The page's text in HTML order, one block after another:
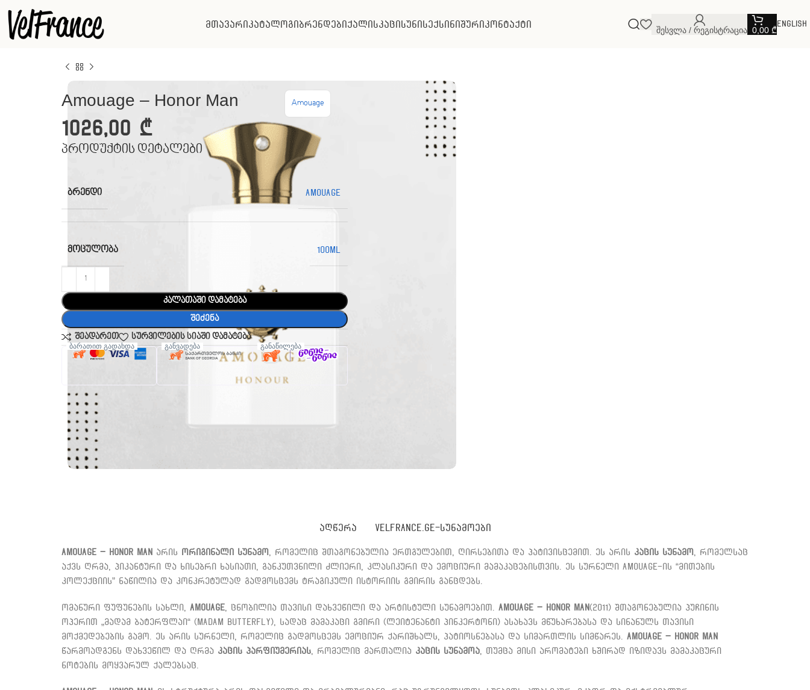
მთავარიკატალოგიბრენდებიქალისკაცისუნისექსინიშურიკონტაქტი
Შესვლა / Რეგისტრაცია 0,00 ₾
English
Amouage – Honor Man Amouage
1026,00 ₾
პროდუქტის დეტალები
ᲑᲠᲔᲜᲓᲘ Amouage
ᲛᲝᲪᲣᲚᲝᲑᲐ 100ML
კალათაში დამატება
შეძენა
შეადარეთ სურვილების სიაში დამატება
ბარათით გადახდა განვადება განაწილება
ᲐᲦᲬᲔᲠᲐ VELFRANCE.GE-ᲡᲣᲜᲐᲛᲝᲔᲑᲘ
Amouage – Honor Man არის ორიგინალი სუნამო , რომელიც შთაგონებულია ერთგულებით, ღირსებითა და პატივისცემით. ეს არის კაცის სუნამო , რომელსაც
აქვს ღრმა, პიკანტური და ხისებრი ხასიათი, განკუთვნილი ძლიერი, კლასიკური და ემოციური მამაკაცებისთვის. ეს სურნელი Amouage-ის “მითების
კოლექციის” ნაწილია და კონკრეტულად გადმოსცემს ტრაგიკული ისტორიის გმირის განცდებს.
ომანური ფუფუნების სახლი, Amouage , ცნობილია თავისი დახვეწილი და არტისტული სუნამოებით. Amouage – Honor Man (2011) შთაგონებულია პუჩინის
ოპერით „მადამ ბატერფლაი“ (Madam Butterfly), სადაც მამაკაცი გმირი (ლეიტენანტი პინკერტონი) ასახავს მწუხარებასა და სინანულს თავისი
მოქმედებების გამო. ეს არის სურნელი, რომელიც გადმოსცემს ემოციურ ქარიშხალს, პატიოსნებასა და სიმართლის სიმწარეს. Amouage – Honor Man
წარმოადგენს დახვეწილ და ღრმა კაცის პარფიუმერიას , რომელიც მართალია კაცის სუნამოა , თუმცა მისი არომატები ხშირად იზიდავს მამაკაცური
ნოტების მოყვარულ ქალებსაც.